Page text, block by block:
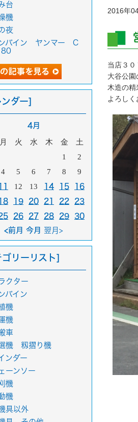
2016年
当店３０
大谷公園
木造の精
よろしく
台
機
夜
バイン ヤンマー C
ダー]
4月
月 火 水 木 金
土
1
2
4 5 6 7 8
9
12 13 14 15
16
19 20 21 22
23
26 27 28 29
30
<前月 今月 翌月>
ゴリーリスト]
クター
バイン
機
機
車
機 籾摺り機
ンダー
ーンソー
機
機
具以外